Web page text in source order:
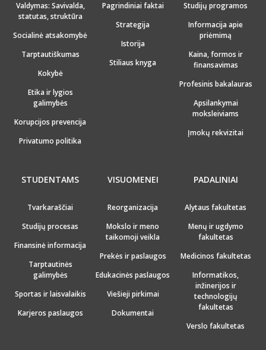
Valdymas: Savivalda,
statutas, struktūra
Socialinė atsakomybė
Tarptautiškumas
Kokybė
Etika ir lygios
galimybės
Korupcijos prevencija
Privatumo politika
Pagrindiniai faktai
Strategija
Istorija
Stiliaus knyga
Studijų programos
Informacija apie
priėmimą
Kaina, formos ir
finansavimas
Profesinis bakalauras
Apsilankymai
moksleiviams
Įmokų rekvizitai
STUDENTAMS
Tvarkaraščiai
Studijų procesas
Finansinė informacija
Tarptautinės
galimybės
Sportas ir laisvalaikis
Karjeros paslaugos
VISUOMENEI
Reorganizacija
Mokslo ir meno
taikomoji veikla
Prekės ir paslaugos
Edukacinės paslaugos
Viešieji pirkimai
Dokumentai
PADALINIAI
Alytaus fakultetas
Menų ir ugdymo
fakultetas
Medicinos fakultetas
Informatikos,
inžinerijos ir
technologijų
fakultetas
Verslo fakultetas